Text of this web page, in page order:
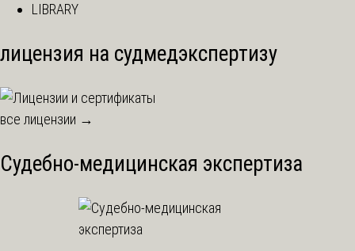
LIBRARY
лицензия на судмедэкспертизу
все лицензии →
Судебно-медицинская экспертиза